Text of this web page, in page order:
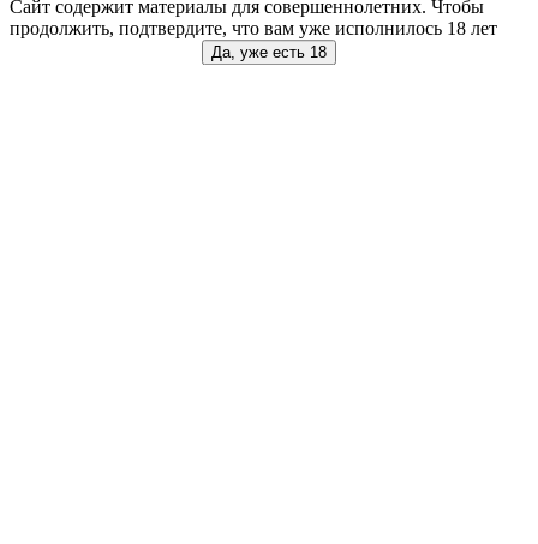
Сайт содержит материалы для совершеннолетних. Чтобы
продолжить, подтвердите, что вам уже исполнилось 18 лет
Да, уже есть 18